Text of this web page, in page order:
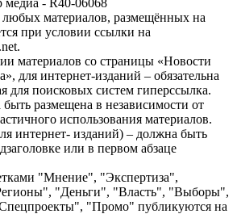
любых материалов, размещённых на
при условии ссылки на
материалов со страницы «Новости
для интернет-изданий – обязательна
для поисковых систем гиперссылка.
размещена в независимости от
использования материалов.
интернет- изданий) – должна быть
или в первом абзаце
"Мнение", "Экспертиза",
"Деньги", "Власть", "Выборы",
"Промо" публикуются на